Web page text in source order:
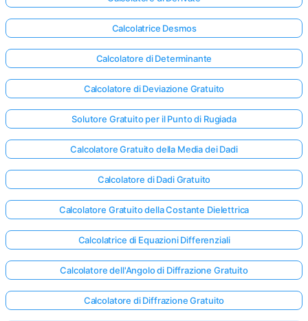
Calcolatrice Desmos
Calcolatore di Determinante
Calcolatore di Deviazione Gratuito
Solutore Gratuito per il Punto di Rugiada
Calcolatore Gratuito della Media dei Dadi
Calcolatore di Dadi Gratuito
Calcolatore Gratuito della Costante Dielettrica
Calcolatrice di Equazioni Differenziali
Calcolatore dell'Angolo di Diffrazione Gratuito
Calcolatore di Diffrazione Gratuito